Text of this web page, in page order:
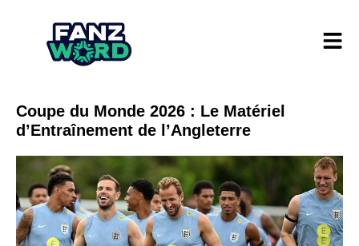
Coupe du Monde 2026 : Le Matériel
d’Entraînement de l’Angleterre